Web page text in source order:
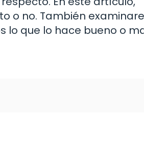
o no. También
lo que lo hace bueno o